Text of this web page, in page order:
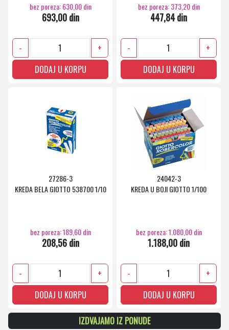
bez poreza: 630,00 din
693,00 din
-
+
DODAJ U KORPU
bez poreza: 373,20 din
447,84 din
-
+
DODAJ U KORPU
27286-3
KREDA BELA GIOTTO 538700 1/10
bez poreza: 189,60 din
208,56 din
-
+
DODAJ U KORPU
24042-3
KREDA U BOJI GIOTTO 1/100
bez poreza: 1.080,00 din
1.188,00 din
-
+
DODAJ U KORPU
IZDVAJAMO IZ PONUDE